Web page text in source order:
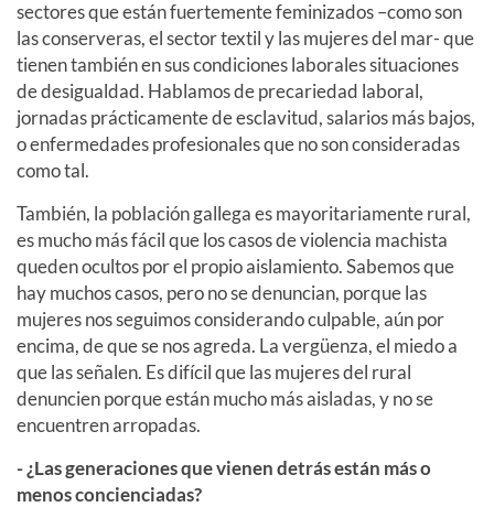
sectores que están fuertemente feminizados –como son
las conserveras, el sector textil y las mujeres del mar- que
tienen también en sus condiciones laborales situaciones
de desigualdad. Hablamos de precariedad laboral,
jornadas prácticamente de esclavitud, salarios más bajos,
o enfermedades profesionales que no son consideradas
como tal.
También, la población gallega es mayoritariamente rural,
es mucho más fácil que los casos de violencia machista
queden ocultos por el propio aislamiento. Sabemos que
hay muchos casos, pero no se denuncian, porque las
mujeres nos seguimos considerando culpable, aún por
encima, de que se nos agreda. La vergüenza, el miedo a
que las señalen. Es difícil que las mujeres del rural
denuncien porque están mucho más aisladas, y no se
encuentren arropadas.
- ¿Las generaciones que vienen detrás están más o
menos concienciadas?